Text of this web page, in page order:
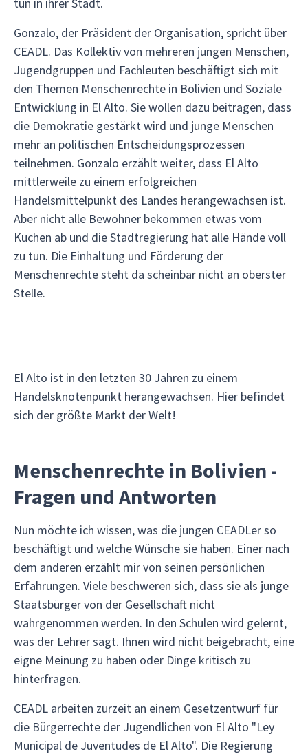
Gonzalo, der Präsident der Organisation, spricht über
CEADL. Das Kollektiv von mehreren jungen Menschen,
Jugendgruppen und Fachleuten beschäftigt sich mit
den Themen Menschenrechte in Bolivien und Soziale
Entwicklung in El Alto. Sie wollen dazu beitragen, dass
die Demokratie gestärkt wird und junge Menschen
mehr an politischen Entscheidungsprozessen
teilnehmen. Gonzalo erzählt weiter, dass El Alto
mittlerweile zu einem erfolgreichen
Handelsmittelpunkt des Landes herangewachsen ist.
Aber nicht alle Bewohner bekommen etwas vom
Kuchen ab und die Stadtregierung hat alle Hände voll
zu tun. Die Einhaltung und Förderung der
Menschenrechte steht da scheinbar nicht an oberster
Stelle.
El Alto ist in den letzten 30 Jahren zu einem
Handelsknotenpunkt herangewachsen. Hier befindet
sich der größte Markt der Welt!
Menschenrechte in Bolivien -
Fragen und Antworten
Nun möchte ich wissen, was die jungen CEADLer so
beschäftigt und welche Wünsche sie haben. Einer nach
dem anderen erzählt mir von seinen persönlichen
Erfahrungen. Viele beschweren sich, dass sie als junge
Staatsbürger von der Gesellschaft nicht
wahrgenommen werden. In den Schulen wird gelernt,
was der Lehrer sagt. Ihnen wird nicht beigebracht, eine
eigne Meinung zu haben oder Dinge kritisch zu
hinterfragen.
CEADL arbeiten zurzeit an einem Gesetzentwurf für
die Bürgerrechte der Jugendlichen von El Alto "Ley
Municipal de Juventudes de El Alto". Die Regierung